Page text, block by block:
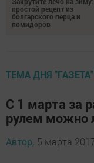
простой рецепт из
болгарского перца и
помидоров
ТЕМА ДНЯ "ГАЗЕТА"
С 1 марта за
рулем можно
Автор, 5 марта